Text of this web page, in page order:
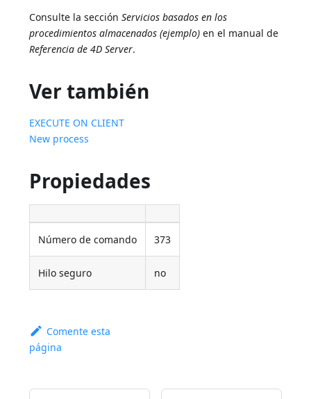
Consulte la secciónServicios basados en los
procedimientos almacenados (ejemplo) en el manual de
Referencia de 4D Server.
Ver también
EXECUTE ON CLIENT
New process
Propiedades
Número de comando 373
Hilo seguro no
Comente esta
página